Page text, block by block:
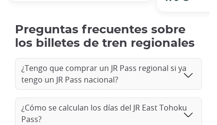
Preguntas frecuentes sobre
los billetes de tren regionales
¿Tengo que comprar un JR Pass regional si ya
tengo un JR Pass nacional?
¿Cómo se calculan los días del JR East Tohoku
Pass?